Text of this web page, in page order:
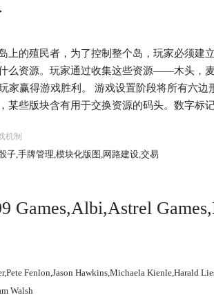
上的殖民者，为了控制整个岛，玩家必须建
么资源。玩家通过收集这些资源——木头，
家赢得游戏胜利。 游戏设置阶段将所有六
某些版块含有用于交换资源的码头。数字标
以执行打出一张发展卡，掷骰子，根据骰
回合掷骰的玩家将强盗移动到其他资源板
胜利。 卡坦岛这款游戏获得过很多奖项也
机制
子,手牌管理,模块化版图,网路建设,交易
Games,Albi,Astrel
Games,Grow Jogos e
Board
Fenlon,Jason Hawkins,Michaela Kienle,Harald
Walsh